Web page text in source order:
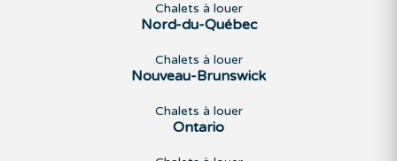
Chalets à louer
Nord-du-Québec
Chalets à louer
Nouveau-Brunswick
Chalets à louer
Ontario